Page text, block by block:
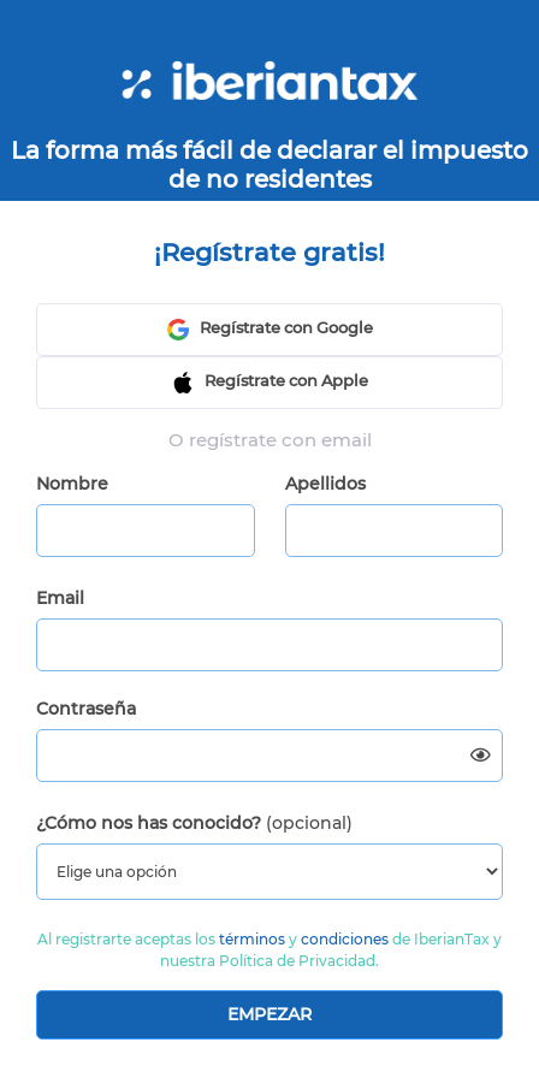
La forma más fácil de declarar el impuesto
de no residentes
¡Regístrate gratis!
Regístrate con Google
Regístrate con Apple
O regístrate con email
Nombre Apellidos
Email
Contraseña
¿Cómo nos has conocido? (opcional)
Al registrarte aceptas los términos y condiciones de IberianTax y
nuestra Política de Privacidad.
EMPEZAR